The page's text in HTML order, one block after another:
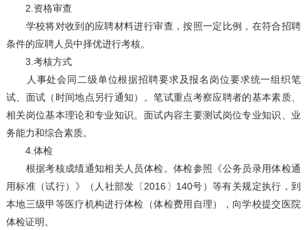
2.资格审查
学校将对收到的应聘材料进行审查，按照一定比例，在符合招聘
条件的应聘人员中择优进行考核。
3.考核方式
人事处会同二级单位根据招聘要求及报名岗位要求统一组织笔
试、面试（时间地点另行通知）。笔试重点考察应聘者的基本素质、
相关岗位基本理论和专业知识。面试内容主要测试岗位专业知识、业
务能力和综合素质。
4.体检
根据考核成绩通知相关人员体检。体检参照《公务员录用体检通
用标准（试行）》（人社部发〔2016〕140号）等有关规定执行，到
本地三级甲等医疗机构进行体检（体检费用自理），向学校提交医院
体检证明。